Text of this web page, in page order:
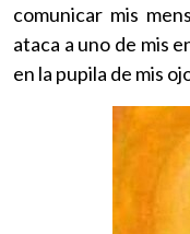
comunicar mis
ataca a uno de mis
en la pupila de mis